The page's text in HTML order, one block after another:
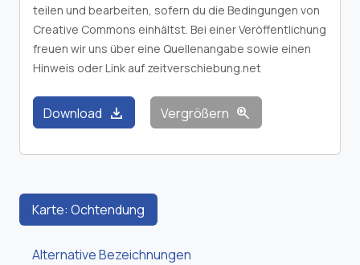
teilen und bearbeiten, sofern du die Bedingungen von
Creative Commons einhältst. Bei einer Veröffentlichung
freuen wir uns über eine Quellenangabe sowie einen
Hinweis oder Link auf zeitverschiebung.net
Download download Vergrößern zoom_in
Karte: Ochtendung
Alternative Bezeichnungen